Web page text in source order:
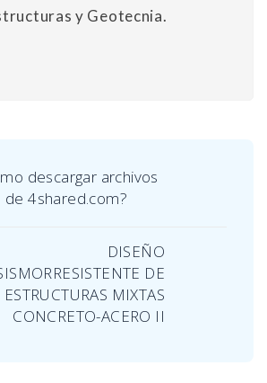
y Geotecnia.
descargar archivos
de 4shared.com?
DISEÑO
DE
ESTRUCTURAS MIXTAS
CONCRETO-ACERO II